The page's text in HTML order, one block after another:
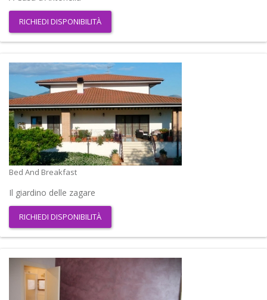
RICHIEDI DISPONIBILITÀ
Bed And Breakfast
Il giardino delle zagare
RICHIEDI DISPONIBILITÀ